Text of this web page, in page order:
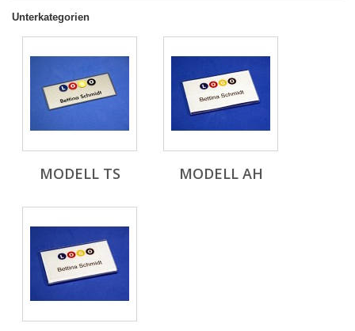
Unterkategorien
MODELL TS MODELL AH